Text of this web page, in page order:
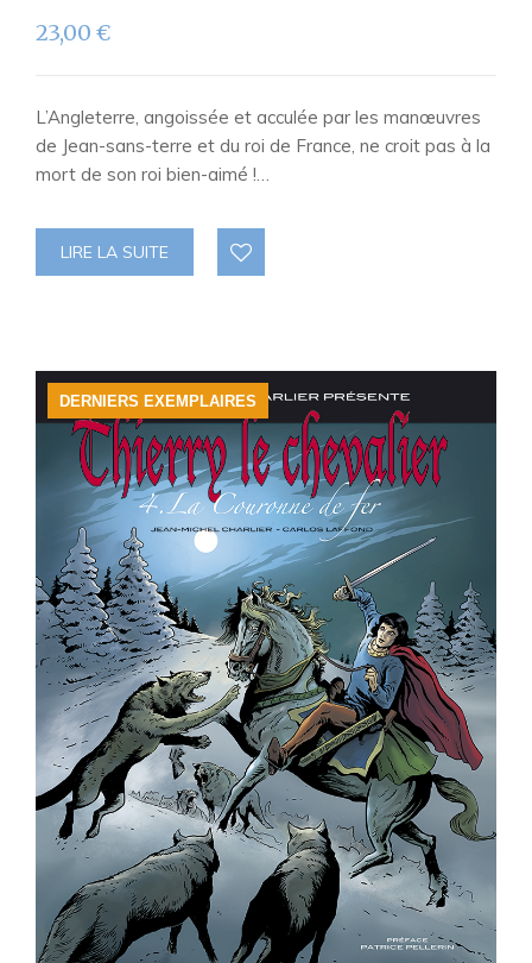
23,00 €
L’Angleterre, angoissée et acculée par les manœuvres
de Jean-sans-terre et du roi de France, ne croit pas à la
mort de son roi bien-aimé !…
LIRE LA SUITE
DERNIERS EXEMPLAIRES